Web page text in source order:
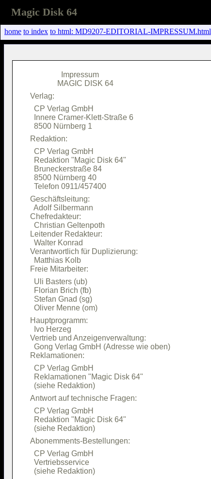
Magic Disk 64
home to index to html: MD9207-EDITORIAL-IMPRESSUM.html
                Impressum
  CP Verlag GmbH
  Innere Cramer-Klett-Straße 6
  CP Verlag GmbH
  Redaktion "Magic Disk 64"
  Bruneckerstraße 84
  8500 Nürnberg 40
Geschäftsleitung:
  Adolf Silbermann
Chefredakteur:
  Christian Geltenpoth
Leitender Redakteur:
  Walter Konrad
Verantwortlich für Duplizierung:
  Matthias Kolb
  Uli Basters (ub)
  Florian Brich (fb)
  Stefan Gnad (sg)
Hauptprogramm:
  Ivo Herzeg
Vertrieb und Anzeigenverwaltung:
  Gong Verlag GmbH (Adresse wie oben)
  CP Verlag GmbH
  Reklamationen "Magic Disk 64"
  CP Verlag GmbH
  Redaktion "Magic Disk 64"
  CP Verlag GmbH
  Vertriebsservice